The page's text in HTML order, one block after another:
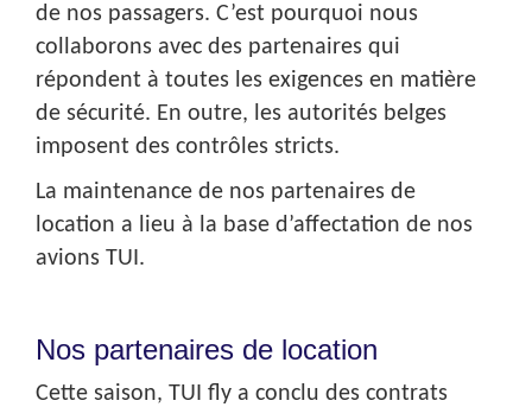
de nos passagers. C’est pourquoi nous
collaborons avec des partenaires qui
répondent à toutes les exigences en matière
de sécurité. En outre, les autorités belges
imposent des contrôles stricts.
La maintenance de nos partenaires de
location a lieu à la base d’affectation de nos
avions TUI.
Nos partenaires de location
Cette saison, TUI fly a conclu des contrats